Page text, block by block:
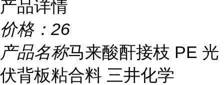
产品详情
价格： 26
产品名称马来酸酐接枝 PE 光
伏背板粘合料 三井化学